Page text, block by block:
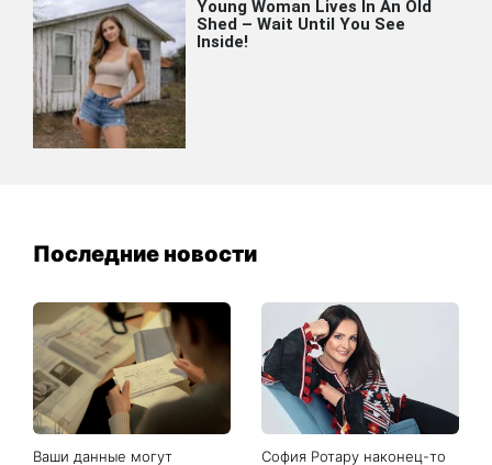
Последние новости
Ваши данные могут
София Ротару наконец-то